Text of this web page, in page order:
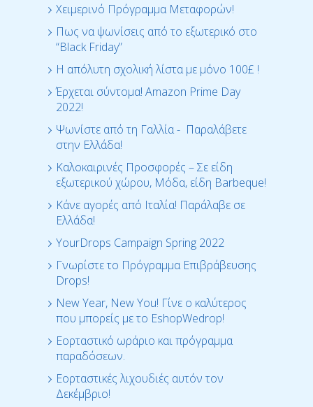
Χειμερινό Πρόγραμμα Μεταφορών!
Πως να ψωνίσεις από το εξωτερικό στο
“Black Friday”
Η απόλυτη σχολική λίστα με μόνο 100£ !
Έρχεται σύντομα! Amazon Prime Day
2022!
Ψωνίστε από τη Γαλλία - Παραλάβετε
στην Ελλάδα!
Καλοκαιρινές Προσφορές – Σε είδη
εξωτερικού χώρου, Μόδα, είδη Barbeque!
Κάνε αγορές από Ιταλία! Παράλαβε σε
Ελλάδα!
YourDrops Campaign Spring 2022
Γνωρίστε το Πρόγραμμα Επιβράβευσης
Drops!
New Year, New You! Γίνε ο καλύτερος
που μπορείς με το EshopWedrop!
Εορταστικό ωράριο και πρόγραμμα
παραδόσεων.
Εορταστικές λιχουδιές αυτόν τον
Δεκέμβριο!